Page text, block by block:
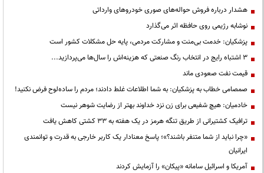
هشدار درباره فروش حواله‌های صوری خودروهای وارداتی
نوشابه رژیمی روی حافظه اثر می‌گذارد
پزشکیان: خدمت بی‌منت و مشارکت مردمی، پایه حل مشکلات کشور است
3 اشتباه رایج در انتخاب رنگ صنعتی که هزینه‌اش را سال‌ها می‌پردازید...
قیمت نفت صعودی ماند
صمصامی خطاب به پزشکیان: به شما اطلاعات غلط دادند؛ مردم را ساده‌لوح فرض نکنید!
خادمیان: هیچ شفیعی برای زن نزد خداوند بهتر از رضایت شوهر نیست
ترافیک کشتیرانی از طریق تنگه هرمز در یک هفته به ۳۳ کشتی کاهش یافت
«چرا نباید از شما متنفر باشند؟»؛ پاسخ معنادار یک کاربر خارجی به قدرت و توانمندی
ایرانیان
آمریکا و اسرائیل سامانه «پیکان» را آزمایش کردند